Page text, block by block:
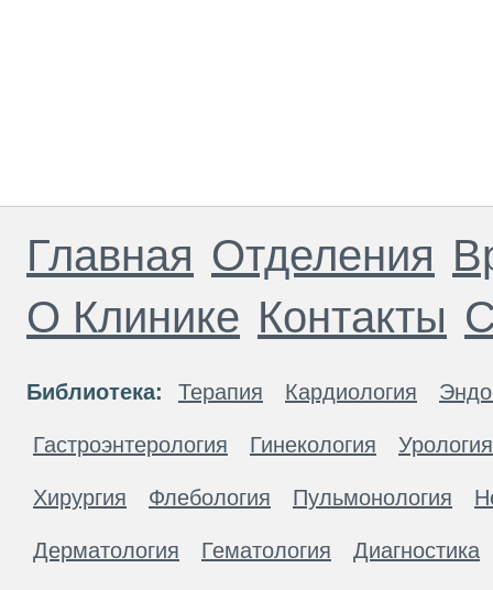
Главная Отделения
О Клинике Контакты
Библиотека: Терапия Кардиология
Гастроэнтерология Гинекология Урология
Хирургия Флебология Пульмонология
Дерматология Гематология Диагностика